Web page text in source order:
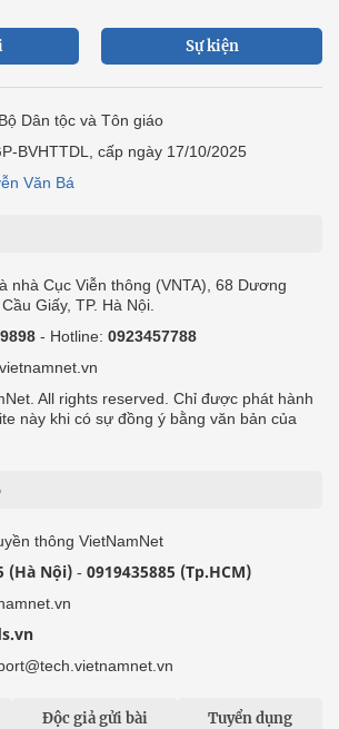
Sự kiện
Dân tộc và Tôn giáo
BVHTTDL, cấp ngày 17/10/2025
Văn Bá
nhà Cục Viễn thông (VNTA), 68 Dương
Giấy, TP. Hà Nội.
- Hotline: 0923457788
All rights reserved. Chỉ được phát hành
này khi có sự đồng ý bằng văn bản của
thông VietNamNet
(Hà Nội) - 0919435885 (Tp.HCM)
Độc giả gửi bài Tuyển dụng